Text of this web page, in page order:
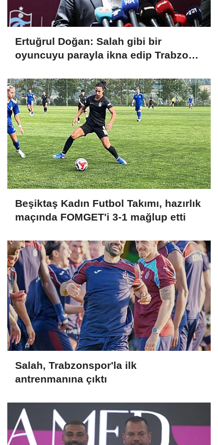
Ertuğrul Doğan: Salah gibi bir
oyuncuyu parayla ikna edip Trabzon'a
Beşiktaş Kadın Futbol Takımı, hazırlık
maçında FOMGET'i 3-1 mağlup etti
Salah, Trabzonspor'la ilk
antrenmanına çıktı